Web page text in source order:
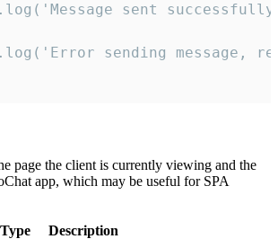
sent
sending message,
page the client is currently viewing and the
app, which may be useful for SPA
Type
Description